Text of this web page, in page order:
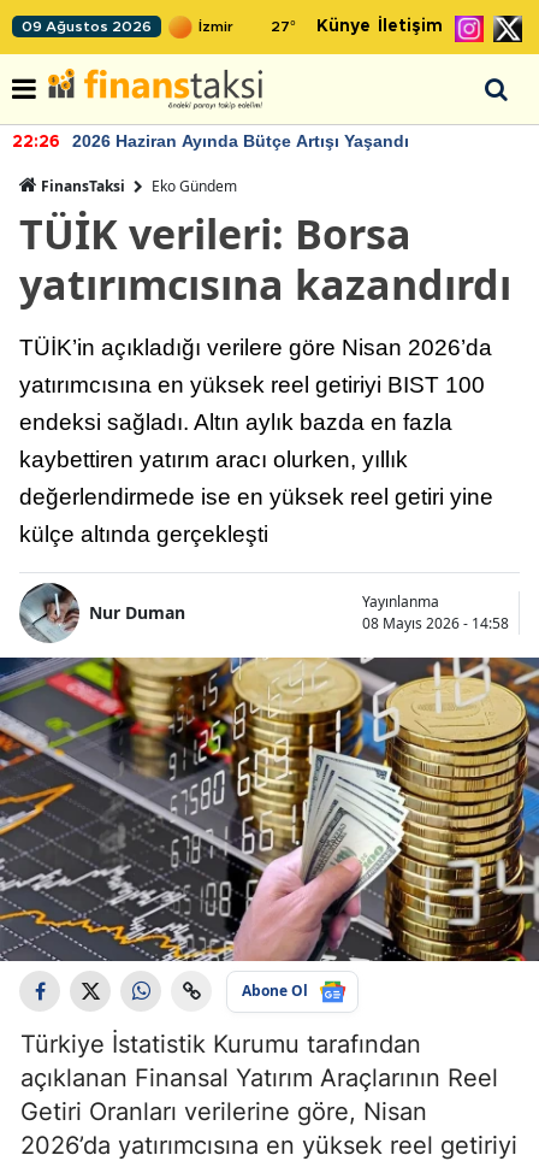
09 Ağustos 2026 27° Künye İletişim
22:26 2026 Haziran Ayında Bütçe Artışı Yaşandı
FinansTaksi Eko Gündem
TÜİK verileri: Borsa
yatırımcısına kazandırdı
TÜİK’in açıkladığı verilere göre Nisan 2026’da
yatırımcısına en yüksek reel getiriyi BIST 100
endeksi sağladı. Altın aylık bazda en fazla
kaybettiren yatırım aracı olurken, yıllık
değerlendirmede ise en yüksek reel getiri yine
külçe altında gerçekleşti
Nur Duman
Yayınlanma
08 Mayıs 2026 - 14:58
Abone Ol
Türkiye İstatistik Kurumu tarafından
açıklanan Finansal Yatırım Araçlarının Reel
Getiri Oranları verilerine göre, Nisan
2026’da yatırımcısına en yüksek reel getiriyi